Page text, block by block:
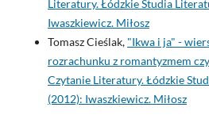
Literatury. Łódzkie Studia
Iwaszkiewicz. Miłosz
Tomasz Cieślak, "Ikwa i ja" -
rozrachunku z romantyzmem
Czytanie Literatury. Łódzkie
(2012): Iwaszkiewicz. Miłosz